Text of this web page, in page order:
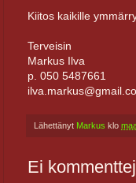
Kiitos kaikille
Terveisin
Markus Ilva
p. 050 5487661
Lähettänyt Markus klo
Ei